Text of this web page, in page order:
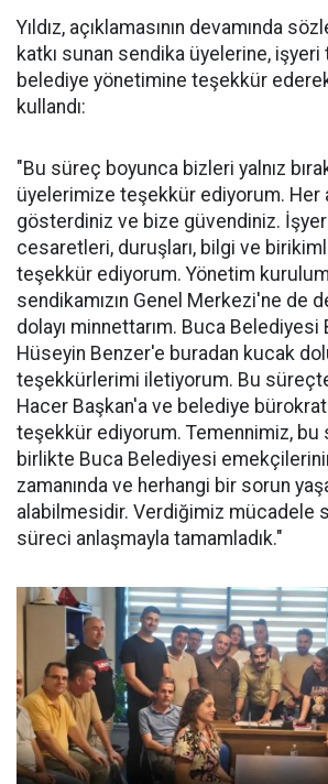
Yıldız, açıklamasının devamında
katkı sunan sendika üyelerine,
belediye yönetimine teşekkür
kullandı:
"Bu süreç boyunca bizleri yalnız
üyelerimize teşekkür ediyorum. Her
gösterdiniz ve bize güvendiniz.
cesaretleri, duruşları, bilgi ve
teşekkür ediyorum. Yönetim
sendikamızın Genel Merkezi'ne de
dolayı minnettarım. Buca Belediyesi
Hüseyin Benzer'e buradan kucak
teşekkürlerimi iletiyorum. Bu
Hacer Başkan'a ve belediye
teşekkür ediyorum. Temennimiz, bu
birlikte Buca Belediyesi
zamanında ve herhangi bir sorun
alabilmesidir. Verdiğimiz mücadele
süreci anlaşmayla tamamladık."